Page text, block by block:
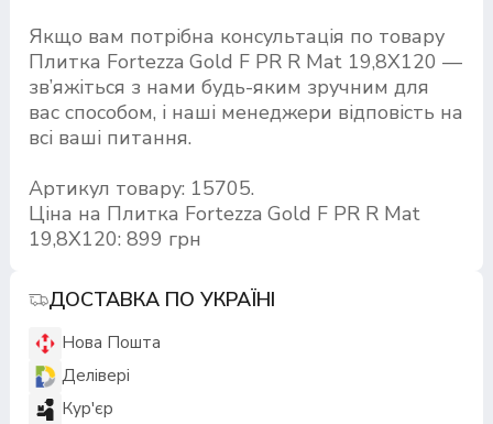
Якщо вам потрібна консультація по товару
Плитка Fortezza Gold F PR R Mat 19,8Х120 —
зв’яжіться з нами будь-яким зручним для
вас способом, і наші менеджери відповість на
всі ваші питання.
Артикул товару: 15705.
Ціна на Плитка Fortezza Gold F PR R Mat
19,8Х120: 899 грн
ДОСТАВКА ПО УКРАЇНІ
Нова Пошта
Делівері
Кур'єр